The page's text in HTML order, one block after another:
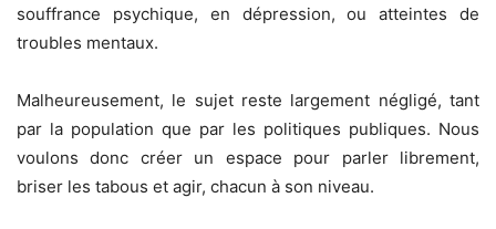
souffrance psychique, en dépression, ou atteintes de
troubles mentaux.
Malheureusement, le sujet reste largement négligé, tant
par la population que par les politiques publiques. Nous
voulons donc créer un espace pour parler librement,
briser les tabous et agir, chacun à son niveau.